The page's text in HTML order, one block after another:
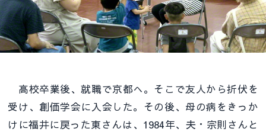
高校卒業後、就職で京都へ。そこで友人から折伏を
受け、創価学会に入会した。その後、母の病をきっか
けに福井に戻った東さんは、1984年、夫・宗則さんと